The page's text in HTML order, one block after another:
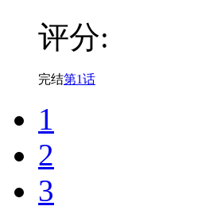
评分:
完结第1话
1
2
3